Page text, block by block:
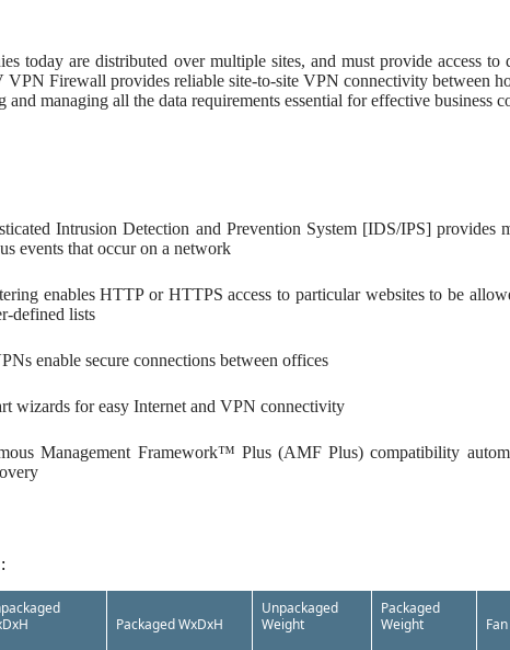
today are distributed over multiple sites, and must provide access
Firewall provides reliable site-to-site VPN connectivity between
and managing all the data requirements essential for effective business
Intrusion Detection and Prevention System [IDS/IPS] provides
events that occur on a network
enables HTTP or HTTPS access to particular websites to be
defined lists
enable secure connections between offices
wizards for easy Internet and VPN connectivity
Management Framework™ Plus (AMF Plus) compatibility
Packaged WxDxH
Unpackaged
Weight
Packaged
Weight
Fan